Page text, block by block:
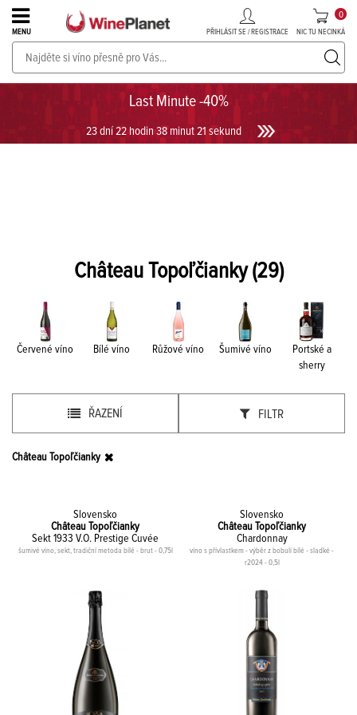
Last Minute -40%
23 dní 22 hodin 38 minut 21 sekund
MENU PŘIHLÁSIT SE / REGISTRACE NIC TU NECINKÁ
0
PROSECCO v akci až do -30%!UKÁZAT PROSECCO
Château Topoľčianky(29)
Červené víno Bílé víno Růžové víno Šumivé víno
Portské a
sherry
ŘAZENÍ FILTR
Château Topoľčianky
Slovensko
Château Topoľčianky
Sekt 1933 V.O. Prestige Cuvée
šumivé víno, sekt, tradiční metoda bílé - brut - 0,75l
Slovensko
Château Topoľčianky
Chardonnay
víno s přívlastkem - výběr z bobulí bílé - sladké -
r2024 - 0,5l